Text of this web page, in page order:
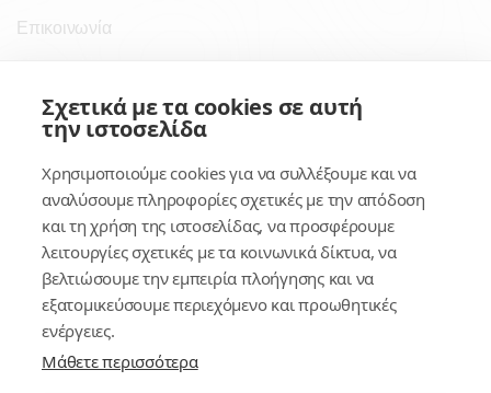
Επικοινωνία
Σύνδεσμοι
Κέντρο Γνώσης
Πλατφόρμα
Εγγραφή
Για δημοσίους υπαλλήλους
Σχετικά με τα cookies σε αυτή
την ιστοσελίδα
Χρησιμοποιούμε cookies για να συλλέξουμε και να
αναλύσουμε πληροφορίες σχετικές με την απόδοση
και τη χρήση της ιστοσελίδας, να προσφέρουμε
λειτουργίες σχετικές με τα κοινωνικά δίκτυα, να
βελτιώσουμε την εμπειρία πλοήγησης και να
εξατομικεύσουμε περιεχόμενο και προωθητικές
ενέργειες.
Μάθετε περισσότερα